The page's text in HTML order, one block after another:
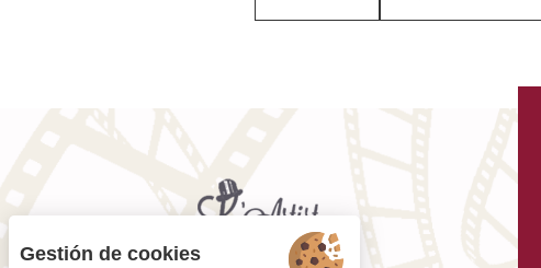
Gestión de cookies